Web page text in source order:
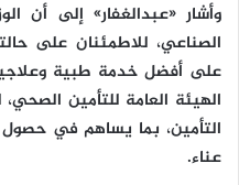
وأشار «عبدالغفار» إلى أن
الصناعي، للاطمئنان على
على أفضل خدمة طبية
الهيئة العامة للتأمين
التأمين، بما يساهم في
عناء.